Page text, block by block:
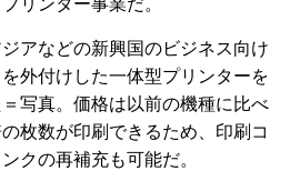
リンター事業だ。
アなどの新興国のビジネス向け
外付けした一体型プリンターを
写真。価格は以前の機種に比べ
枚数が印刷できるため、印刷コ
クの再補充も可能だ。